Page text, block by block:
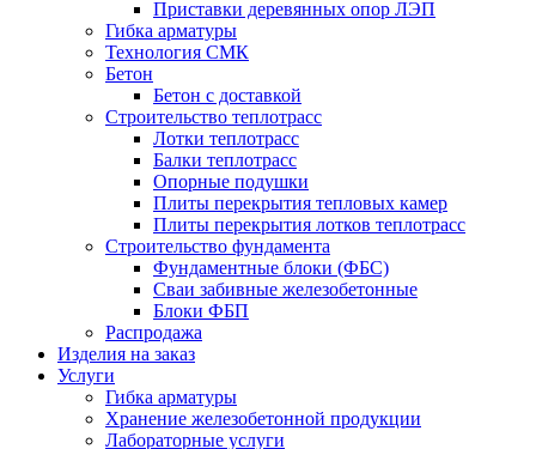
Приставки деревянных опор ЛЭП
Гибка арматуры
Технология СМК
Бетон
Бетон с доставкой
Строительство теплотрасс
Лотки теплотрасс
Балки теплотрасс
Опорные подушки
Плиты перекрытия тепловых камер
Плиты перекрытия лотков теплотрасс
Строительство фундамента
Фундаментные блоки (ФБС)
Сваи забивные железобетонные
Блоки ФБП
Распродажа
Изделия на заказ
Услуги
Гибка арматуры
Хранение железобетонной продукции
Лабораторные услуги